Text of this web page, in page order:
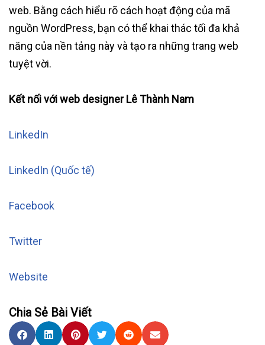
web. Bằng cách hiểu rõ cách hoạt động của mã
nguồn WordPress, bạn có thể khai thác tối đa khả
năng của nền tảng này và tạo ra những trang web
tuyệt vời.
Kết nối với web designer Lê Thành Nam
LinkedIn
LinkedIn (Quốc tế)
Facebook
Twitter
Website
Chia Sẻ Bài Viết